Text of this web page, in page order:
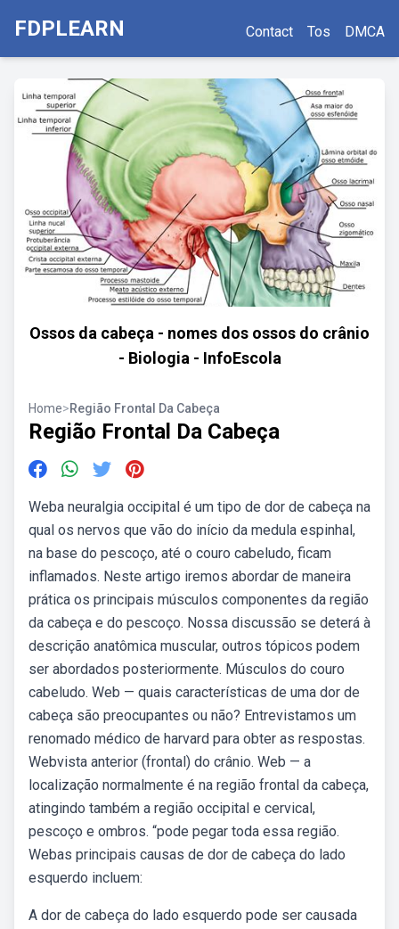
FDPLEARN Contact Tos DMCA
Ossos da cabeça - nomes dos ossos do crânio
- Biologia - InfoEscola
Home>Região Frontal Da Cabeça
Região Frontal Da Cabeça
Weba neuralgia occipital é um tipo de dor de cabeça na
qual os nervos que vão do início da medula espinhal,
na base do pescoço, até o couro cabeludo, ficam
inflamados. Neste artigo iremos abordar de maneira
prática os principais músculos componentes da região
da cabeça e do pescoço. Nossa discussão se deterá à
descrição anatômica muscular, outros tópicos podem
ser abordados posteriormente. Músculos do couro
cabeludo. Web — quais características de uma dor de
cabeça são preocupantes ou não? Entrevistamos um
renomado médico de harvard para obter as respostas.
Webvista anterior (frontal) do crânio. Web — a
localização normalmente é na região frontal da cabeça,
atingindo também a região occipital e cervical,
pescoço e ombros. “pode pegar toda essa região.
Webas principais causas de dor de cabeça do lado
esquerdo incluem:
A dor de cabeça do lado esquerdo pode ser causada